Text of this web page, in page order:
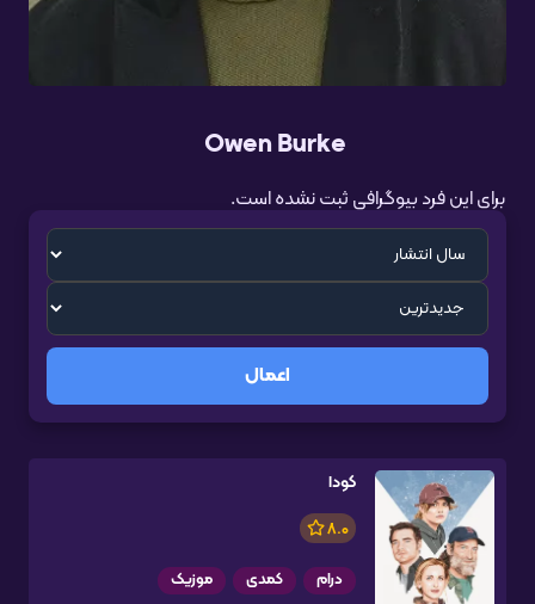
Owen Burke
برای این فرد بیوگرافی ثبت نشده است.
اعمال
کودا
8.0
درام کمدی موزیک